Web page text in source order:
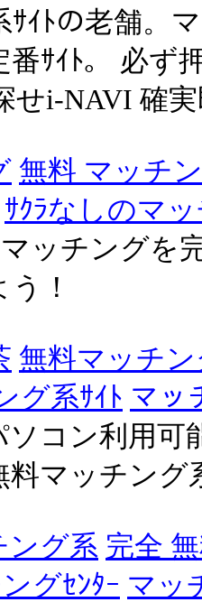
ｲﾄの老舗。
番ｻｲﾄ。 必ず
せi-NAVI 確
無料 マッチ
ｻｸﾗなしのマ
ッチングを
！
無料マッチ
グ系ｻｲﾄ マッ
ソコン利用
料マッチング
ング系 完全
グｾﾝﾀｰ マッ